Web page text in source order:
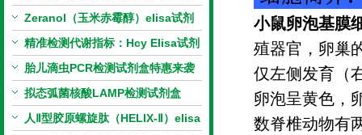
量更划算
Zeranol（玉米赤霉醇）elisa试剂
盒特惠
精准检测代谢指标：Hcy Elisa试剂
盒的科研应用与技术特点
胎儿滴虫PCR检测试剂盒特惠来袭
拟态弧菌核酸LAMP检测试剂盒
（恒温荧光法）新品上市优惠活动
人Ⅱ型胶原螺旋肽（HELIX-Ⅱ）elisa
小鼠卵泡基膜
殖器官，卵巢
仅左侧发育（
卵泡呈黄色，
数脊椎动物有